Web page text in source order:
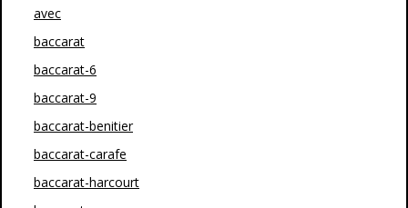
avec
baccarat
baccarat-6
baccarat-9
baccarat-benitier
baccarat-carafe
baccarat-harcourt